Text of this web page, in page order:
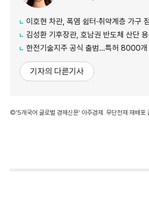
이호현 차관, 폭염 쉼터·취약계층 가구 점검…"지
김성환 기후장관, 호남권 반도체 산단 용수 점검…"하루
한전기술지주 공식 출범…특허 8000개 활용해 에
기자의 다른기사
©'5개국어 글로벌 경제신문' 아주경제. 무단전재·재배포